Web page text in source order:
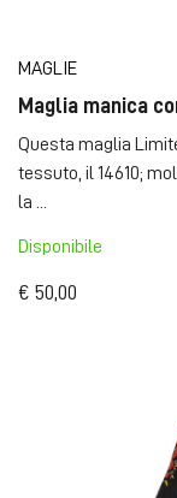
MAGLIE
Maglia manica
Questa maglia
tessuto, il 14610;
la ...
Disponibile
€ 50,00